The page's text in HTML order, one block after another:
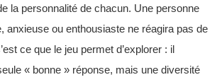
la personnalité de chacun. Une personne
anxieuse ou enthousiaste ne réagira pas de
ce que le jeu permet d’explorer : il
« bonne » réponse, mais une diversité